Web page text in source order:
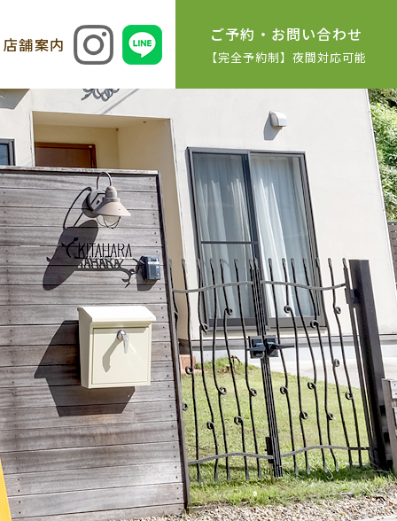
店舗案内 ご予約・お問い合わせ
【完全予約制】夜間対応可能